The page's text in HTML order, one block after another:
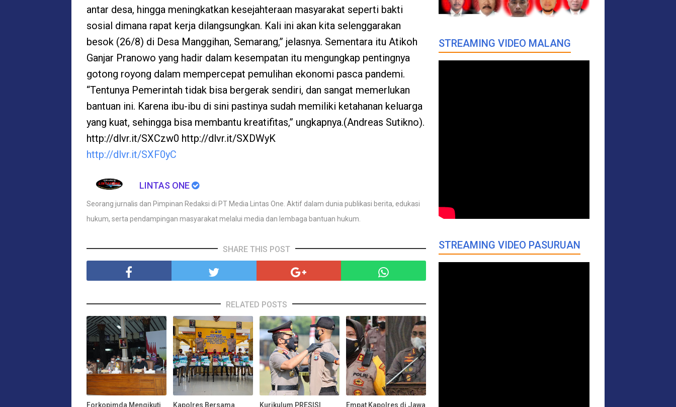
antar desa, hingga meningkatkan kesejahteraan masyarakat seperti bakti
sosial dimana rapat kerja dilangsungkan. Kali ini akan kita selenggarakan
besok (26/8) di Desa Manggihan, Semarang,” jelasnya. Sementara itu Atikoh
Ganjar Pranowo yang hadir dalam kesempatan itu mengungkap pentingnya
gotong royong dalam mempercepat pemulihan ekonomi pasca pandemi.
“Tentunya Pemerintah tidak bisa bergerak sendiri, dan sangat memerlukan
bantuan ini. Karena ibu-ibu di sini pastinya sudah memiliki ketahanan keluarga
yang kuat, sehingga bisa membantu kreatifitas,” ungkapnya.(Andreas Sutikno).
http://dlvr.it/SXCzw0 http://dlvr.it/SXDWyK
http://dlvr.it/SXF0yC
LINTAS ONE
Seorang jurnalis dan Pimpinan Redaksi di PT Media Lintas One. Aktif dalam dunia publikasi berita, edukasi
hukum, serta pendampingan masyarakat melalui media dan lembaga bantuan hukum.
SHARE THIS POST
RELATED POSTS
Forkopimda Mengikuti Kapolres Bersama Kurikulum PRESISI Empat Kapolres di Jawa
STREAMING VIDEO MALANG
STREAMING VIDEO PASURUAN